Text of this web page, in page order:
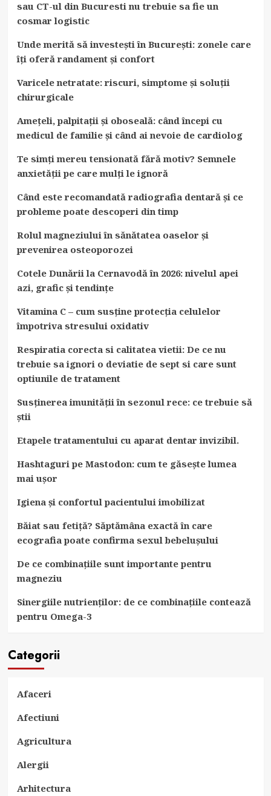
sau CT-ul din Bucuresti nu trebuie sa fie un
cosmar logistic
Unde merită să investești în București: zonele care
îți oferă randament și confort
Varicele netratate: riscuri, simptome și soluții
chirurgicale
Amețeli, palpitații și oboseală: când începi cu
medicul de familie și când ai nevoie de cardiolog
Te simți mereu tensionată fără motiv? Semnele
anxietății pe care mulți le ignoră
Când este recomandată radiografia dentară și ce
probleme poate descoperi din timp
Rolul magneziului în sănătatea oaselor și
prevenirea osteoporozei
Cotele Dunării la Cernavodă în 2026: nivelul apei
azi, grafic și tendințe
Vitamina C – cum susține protecția celulelor
împotriva stresului oxidativ
Respiratia corecta si calitatea vietii: De ce nu
trebuie sa ignori o deviatie de sept si care sunt
optiunile de tratament
Susținerea imunității în sezonul rece: ce trebuie să
știi
Etapele tratamentului cu aparat dentar invizibil.
Hashtaguri pe Mastodon: cum te găsește lumea
mai ușor
Igiena și confortul pacientului imobilizat
Băiat sau fetiță? Săptămâna exactă în care
ecografia poate confirma sexul bebelușului
De ce combinațiile sunt importante pentru
magneziu
Sinergiile nutrienților: de ce combinațiile contează
pentru Omega-3
Categorii
Afaceri
Afectiuni
Agricultura
Alergii
Arhitectura